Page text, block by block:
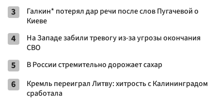
3
Галкин* потерял дар речи после слов Пугачевой о
Киеве
4
На Западе забили тревогу из-за угрозы окончания
СВО
5 В России стремительно дорожает сахар
6
Кремль переиграл Литву: хитрость с Калининградом
сработала